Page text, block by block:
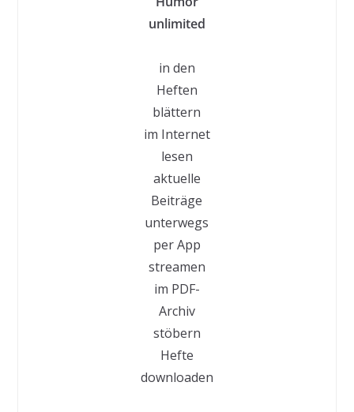
unlimited
in den
Heften
blättern
im Internet
lesen
aktuelle
Beiträge
unterwegs
per App
streamen
im PDF-
Archiv
stöbern
Hefte
downloaden